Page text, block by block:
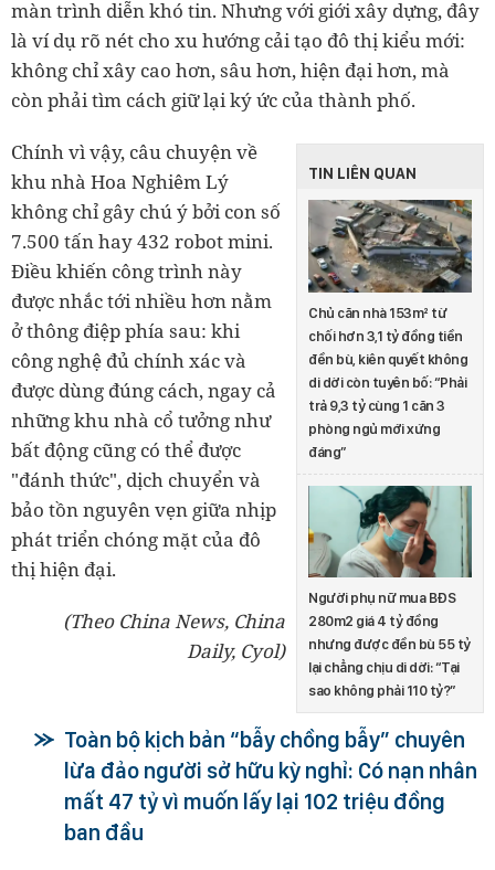
màn trình diễn khó tin. Nhưng với giới xây dựng, đây
là ví dụ rõ nét cho xu hướng cải tạo đô thị kiểu mới:
không chỉ xây cao hơn, sâu hơn, hiện đại hơn, mà
còn phải tìm cách giữ lại ký ức của thành phố.
TIN LIÊN QUAN
Chủ căn nhà 153m² từ
chối hơn 3,1 tỷ đồng tiền
đền bù, kiên quyết không
di dời còn tuyên bố: “Phải
trả 9,3 tỷ cùng 1 căn 3
phòng ngủ mới xứng
đáng”
Người phụ nữ mua BĐS
280m2 giá 4 tỷ đồng
nhưng được đền bù 55 tỷ
lại chẳng chịu di dời: “Tại
sao không phải 110 tỷ?”
Chính vì vậy, câu chuyện về
khu nhà Hoa Nghiêm Lý
không chỉ gây chú ý bởi con số
7.500 tấn hay 432 robot mini.
Điều khiến công trình này
được nhắc tới nhiều hơn nằm
ở thông điệp phía sau: khi
công nghệ đủ chính xác và
được dùng đúng cách, ngay cả
những khu nhà cổ tưởng như
bất động cũng có thể được
"đánh thức", dịch chuyển và
bảo tồn nguyên vẹn giữa nhịp
phát triển chóng mặt của đô
thị hiện đại.
(Theo China News, China
Daily, Cyol)
Toàn bộ kịch bản “bẫy chồng bẫy” chuyên
lừa đảo người sở hữu kỳ nghỉ: Có nạn nhân
mất 47 tỷ vì muốn lấy lại 102 triệu đồng
ban đầu